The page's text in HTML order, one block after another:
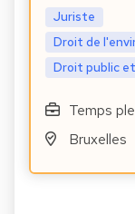
Juriste
Droit de
Droit public
Temps
Bruxelles